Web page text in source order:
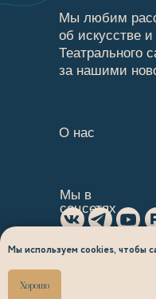
Мы используем cookies, чтобы
Хорошо
Мы любим
об искусстве
Театрального
за нашими
Мы в
соцсетях
О нас